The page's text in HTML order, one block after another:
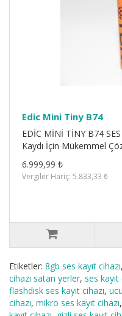
Edic Mini Tiny B74
EDİC MİNİ TİNY B74
Kaydı İçin Mükemmel
6.999,99 ₺
Vergiler Hariç: 5.833,33 ₺
Etiketler: 8gb ses kayıt cihazı,
cihazı satan yerler, ses kayıt
flashdisk ses kayıt cihazı,
cihazı, mikro ses kayıt cihazı,